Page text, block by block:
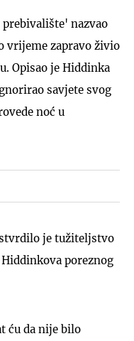
nazvao
vrijeme zapravo živio
Opisao je Hiddinka
savjete svog
noć u
je tužiteljstvo
poreznog
ću da nije bilo